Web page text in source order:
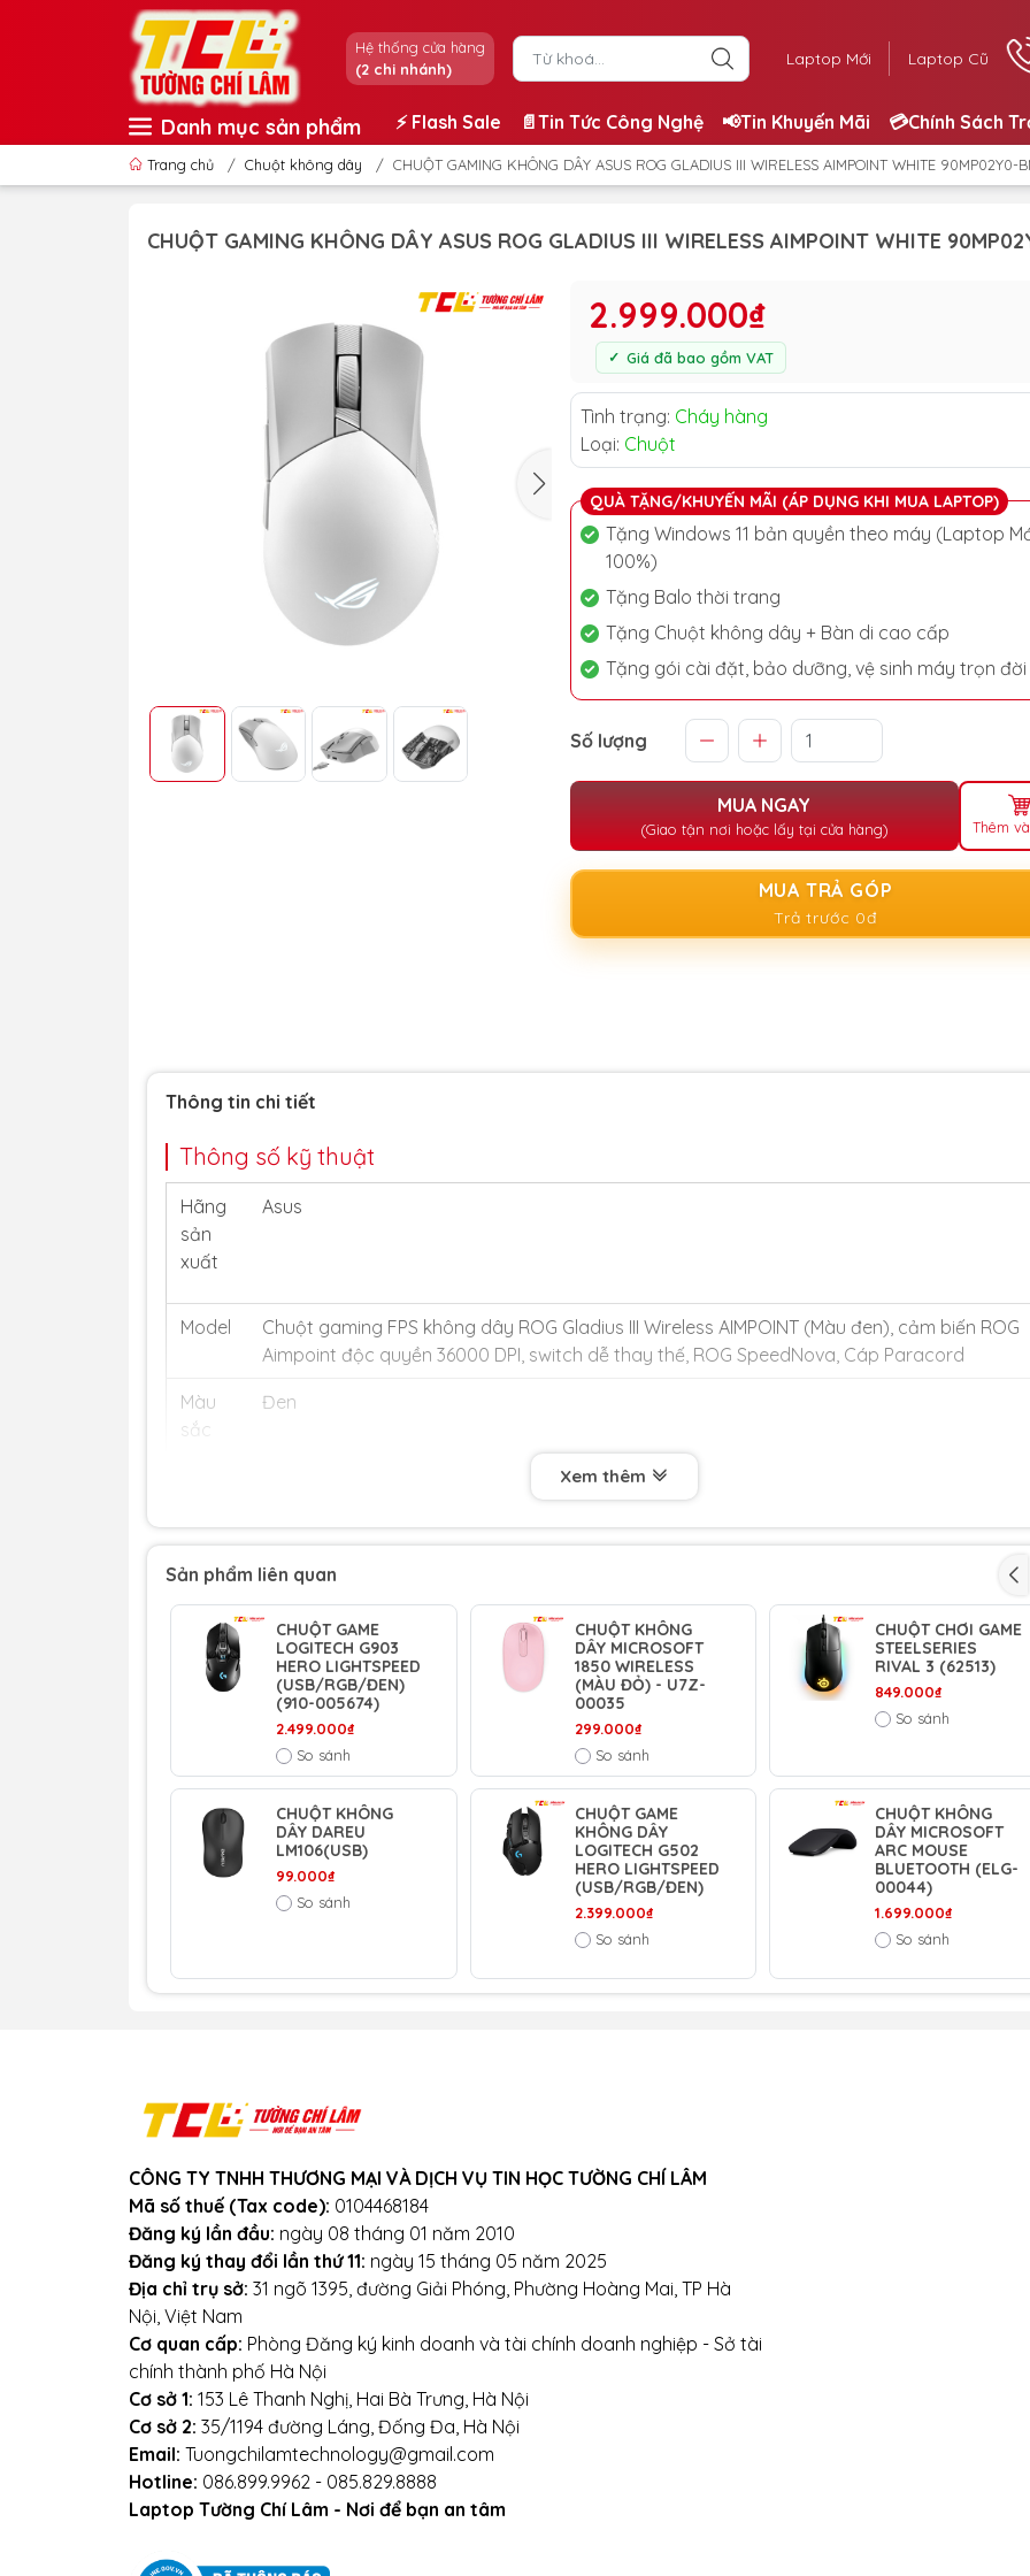
Hệ thống cửa hàng
(2 chi nhánh)
Laptop Mới Laptop Cũ
Danh mục sản phẩm ⚡️ Flash Sale 📄Tin Tức Công Nghệ 📢Tin Khuyến Mãi 💳Chính Sách
Trang chủ / Chuột không dây / CHUỘT GAMING KHÔNG DÂY ASUS ROG GLADIUS III WIRELESS AIMPOINT WHITE 90MP02Y0-
CHUỘT GAMING KHÔNG DÂY ASUS ROG GLADIUS III WIRELESS AIMPOINT WHITE
2.999.000₫
Giá đã bao gồm VAT
Tình trạng: Cháy hàng
Loại: Chuột
QUÀ TẶNG/KHUYẾN MÃI (ÁP DỤNG KHI MUA LAPTOP)
Tặng Windows 11 bản quyền theo máy (Laptop
100%)
Tặng Balo thời trang
Tặng Chuột không dây + Bàn di cao cấp
Tặng gói cài đặt, bảo dưỡng, vệ sinh máy trọn đời
Số lượng
MUA NGAY
(Giao tận nơi hoặc lấy tại cửa hàng) Thêm
MUA TRẢ GÓP
Trả trước 0đ
Thông tin chi tiết
Thông số kỹ thuật
Hãng
sản
xuất
Asus
Model
Chuột gaming FPS không dây ROG Gladius III Wireless AIMPOINT (Màu đen), cảm biến ROG
Aimpoint độc quyền 36000 DPI, switch dễ thay thế, ROG SpeedNova, Cáp Paracord
Màu
sắc
Đen
Sync
Cáp ROG Paracord
Phần
mềm
Armoury Crate
thước
123 mm x 68 mm x 44 mm
Trọng
lượng
79g
Đánh giá: Chuột Gaming không dây ASUS ROG Gladius III Wireless AimPoint
90MP02Y0-BMUA10
Mọi yêu cầu đặt hàng, hỗ trợ tư vấn sản phẩm xin liên hệ qua hotline:
Xem thêm
Sản phẩm liên quan
CHUỘT GAME
LOGITECH G903
HERO LIGHTSPEED
(USB/RGB/ĐEN)
(910-005674)
2.499.000₫
So sánh
CHUỘT KHÔNG
DÂY MICROSOFT
1850 WIRELESS
(MÀU ĐỎ) - U7Z-
00035
299.000₫
So sánh
CHUỘT CHƠI GAME
STEELSERIES
RIVAL 3 (62513)
849.000₫
So sánh
CHUỘT KHÔNG
DÂY DAREU
LM106(USB)
99.000₫
So sánh
CHUỘT GAME
KHÔNG DÂY
LOGITECH G502
HERO LIGHTSPEED
(USB/RGB/ĐEN)
2.399.000₫
So sánh
CHUỘT KHÔNG
DÂY MICROSOFT
ARC MOUSE
BLUETOOTH (ELG-
00044)
1.699.000₫
So sánh
CÔNG TY TNHH THƯƠNG MẠI VÀ DỊCH VỤ TIN HỌC TƯỜNG CHÍ LÂM
Mã số thuế (Tax code): 0104468184
Đăng ký lần đầu: ngày 08 tháng 01 năm 2010
Đăng ký thay đổi lần thứ 11: ngày 15 tháng 05 năm 2025
Địa chỉ trụ sở: 31 ngõ 1395, đường Giải Phóng, Phường Hoàng Mai, TP Hà
Nội, Việt Nam
Cơ quan cấp: Phòng Đăng ký kinh doanh và tài chính doanh nghiệp - Sở tài
chính thành phố Hà Nội
Cơ sở 1: 153 Lê Thanh Nghị, Hai Bà Trưng, Hà Nội
Cơ sở 2: 35/1194 đường Láng, Đống Đa, Hà Nội
Email: Tuongchilamtechnology@gmail.com
Hotline: 086.899.9962 - 085.829.8888
Laptop Tường Chí Lâm - Nơi để bạn an tâm